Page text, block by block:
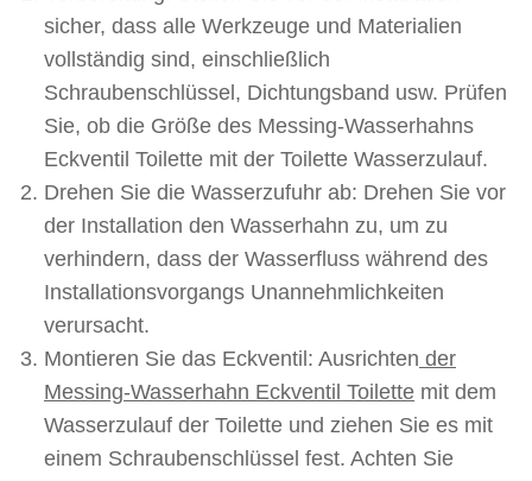
sicher, dass alle Werkzeuge und Materialien
vollständig sind, einschließlich
Schraubenschlüssel, Dichtungsband usw. Prüfen
Sie, ob die Größe des Messing-Wasserhahns
Eckventil Toilette mit der Toilette Wasserzulauf.
Drehen Sie die Wasserzufuhr ab: Drehen Sie vor
der Installation den Wasserhahn zu, um zu
verhindern, dass der Wasserfluss während des
Installationsvorgangs Unannehmlichkeiten
verursacht.
Montieren Sie das Eckventil: Ausrichten der
Messing-Wasserhahn Eckventil Toilette mit dem
Wasserzulauf der Toilette und ziehen Sie es mit
einem Schraubenschlüssel fest. Achten Sie